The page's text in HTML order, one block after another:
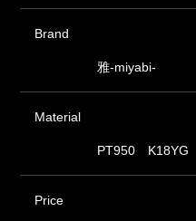
Brand
雅-miyabi-
Material
PT950
Price